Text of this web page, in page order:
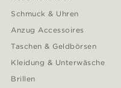
Schmuck & Uhren
Anzug Accessoires
Taschen & Geldbörsen
Kleidung & Unterwäsche
Brillen